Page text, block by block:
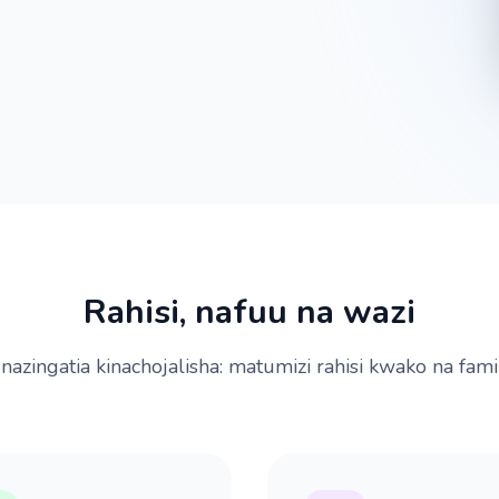
Rahisi, nafuu na wazi
kinachojalisha: matumizi rahisi kwako na